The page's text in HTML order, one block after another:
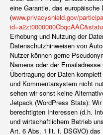
eine Garantie, das
(www.privacyshield.gov/
Erhebung und Nutzung der
Datenschutzhinweisen von
Nutzer können gerne
Namens oder der
Übertragung der Daten
und Kommentarsystem nicht
sehen wir sonst keine
Jetpack (WordPress Stats):
berechtigten Interessen (d.h.
und wirtschaftlichem Betrieb
Art. 6 Abs. 1 lit. f. DSGVO)